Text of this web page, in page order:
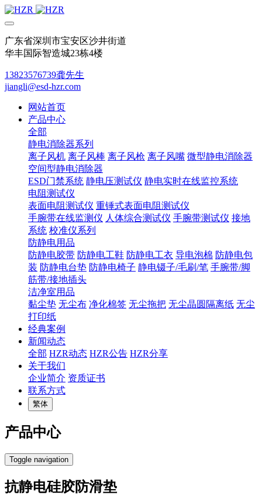
广东省深圳市宝安区沙井街道
华丰国际智造城23栋4楼
13823576739龚先生
jiangli@esd-hzr.com
网站首页
产品中心
全部
静电消除器系列
离子风机 离子风棒 离子风枪 离子风嘴 微型静电消除器
空间型静电消除器
ESD门禁系统 静电压测试仪 静电实时在线监控系统
电阻测试仪
表面电阻测试仪 重锤式表面电阻测试仪
手腕带在线监测仪 人体综合测试仪 手腕带测试仪 接地
系统 校准仪系列
防静电用品
防静电胶带 防静电工鞋 防静电工衣 导电泡棉 防静电包
装 防静电台垫 防静电椅子 静电镊子/毛刷/笔 手腕带/脚
筋带/接地插头
洁净室用品
黏尘垫 无尘布 净化棉签 无尘拖把 无尘晶圆隔离纸 无尘
打印纸
经典案例
新闻动态
全部 HZR动态 HZR公告 HZR分享
关于我们
企业简介 资质证书
联系方式
繁体
产品中心
Toggle navigation
抗静电硅胶防滑垫